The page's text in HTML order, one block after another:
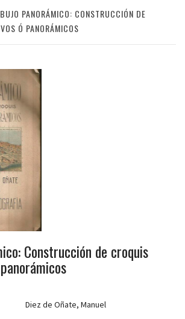
PANORÁMICO: CONSTRUCCIÓN DE
Ó PANORÁMICOS
Construcción de croquis
Diez de Oñate, Manuel